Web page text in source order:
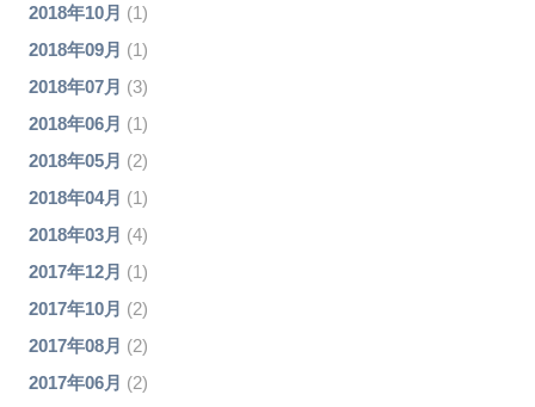
2018年10月 (1)
2018年09月 (1)
2018年07月 (3)
2018年06月 (1)
2018年05月 (2)
2018年04月 (1)
2018年03月 (4)
2017年12月 (1)
2017年10月 (2)
2017年08月 (2)
2017年06月 (2)